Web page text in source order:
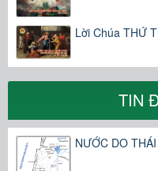
Lời Chúa THỨ
TIN
NƯỚC DO